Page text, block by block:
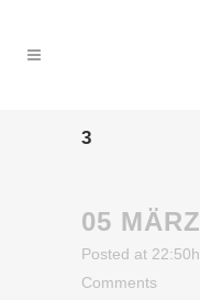
3
05 MÄRZ
Posted at 22:50h
Comments